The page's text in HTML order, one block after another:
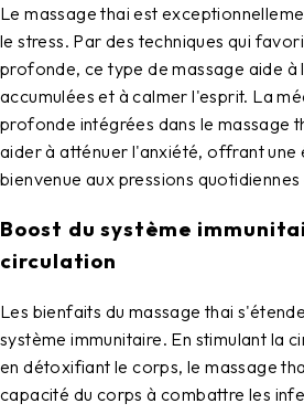
Le massage thai est
le stress. Par des techniques qui
profonde, ce type de massage aide à
accumulées et à calmer l'esprit. La
profonde intégrées dans le massage
aider à atténuer l'anxiété, offrant une
bienvenue aux pressions
Boost du système
circulation
Les bienfaits du massage thai
système immunitaire. En stimulant la
en détoxifiant le corps, le massage
capacité du corps à combattre les